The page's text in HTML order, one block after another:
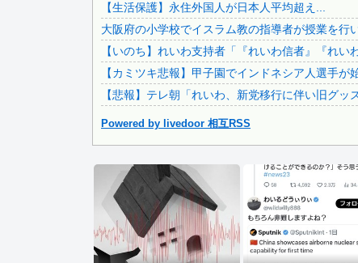
【悲報】坂口杏里、逃走ｗｗｗｗｗｗｗｗｗｗｗ
会社「君、転勤ね」→ 男性社員「それなら妻のほうが稼ぎ
【ネット騒然】 元ジャンポケ斉藤の妻、夫の求刑7年翌日
【生活保護】永住外国人が日本人平均超え...
大阪府の小学校でイスラム教の指導者が授業を行
【いのち】れいわ支持者「『れいわ信者』『れ
【カミツキ悲報】甲子園でインドネシア人選手
【悲報】テレ朝「れいわ、新党移行に伴い旧グ
Powered by livedoor 相互RSS